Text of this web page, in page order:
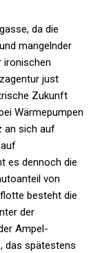
da die
mangelnder
ironischen
just
Zukunft
Wärmepumpen
an sich auf
es dennoch die
von
besteht die
der
Ampel-
das spätestens